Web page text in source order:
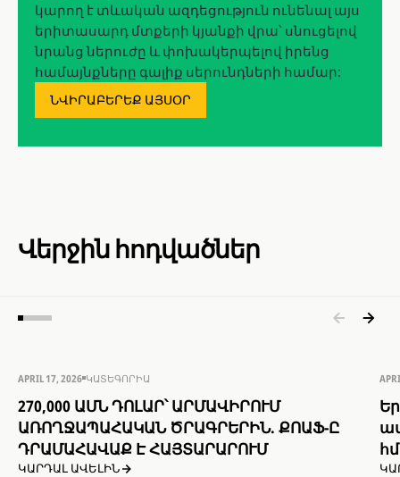
կարող է տևական ազդեցություն ունենալ այս
երիտասարդ մտքերի կյանքի վրա՝ սնուցելով
նրանց ներուժը և փոխակերպելով իրենց
համայնքները գալիք սերունդների համար:
ՆՎԻՐԱԲԵՐԵՔ ԱՅՍՕՐ
Վերջին հոդվածներ
APRIL 17, 2026 ԿԱՏԵԳՈՐԻԱ
270,000 ԱՄՆ ԴՈԼԱՐ՝ ԱՐՄԱՎԻՐՈՒՄ
ԱՌՈՂՋԱՊԱՀԱԿԱՆ ԾՐԱԳՐԵՐԻՆ. ՔՈԱՖ-Ը
ԴՐԱՄԱՀԱՎԱՔ Է ՀԱՅՏԱՐԱՐՈՒՄ
ԿԱՐԴԱԼ ԱՎԵԼԻՆ